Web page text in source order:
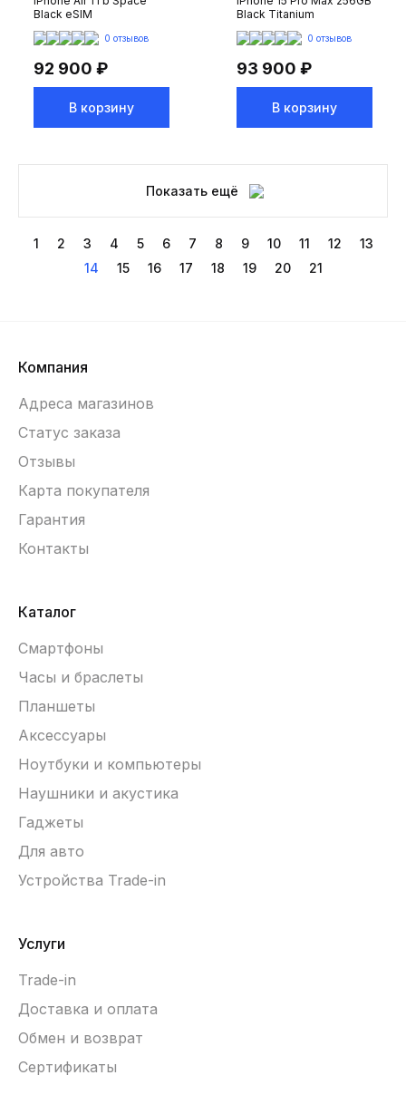
Black eSIM
0 отзывов
92 900 ₽
В корзину
Black Titanium
0 отзывов
93 900 ₽
В корзину
Показать ещё
1 2 3 4 5 6 7 8 9 10 11 12
13
14
15 16 17 18 19 20 21
Компания
Адреса магазинов
Статус заказа
Отзывы
Карта покупателя
Гарантия
Контакты
Каталог
Смартфоны
Часы и браслеты
Планшеты
Аксессуары
Ноутбуки и компьютеры
Наушники и акустика
Гаджеты
Для авто
Устройства Trade-in
Услуги
Trade-in
Доставка и оплата
Обмен и возврат
Сертификаты